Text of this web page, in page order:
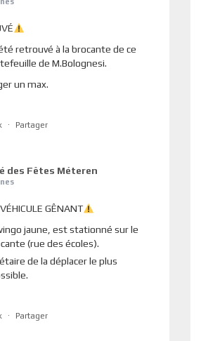
retrouvé à la brocante de ce
de M.Bolognesi.
un max.
· Partager
des Fêtes Méteren
GÊNANT
jaune, est stationné sur le
(rue des écoles).
de la déplacer le plus
· Partager